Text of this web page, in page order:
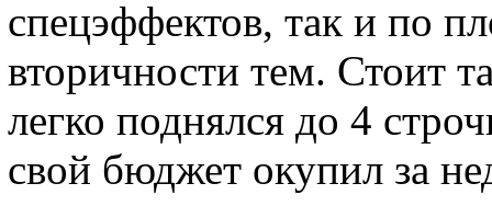
спецэффектов, так и по
вторичности тем. Стоит
легко поднялся до 4
свой бюджет окупил за